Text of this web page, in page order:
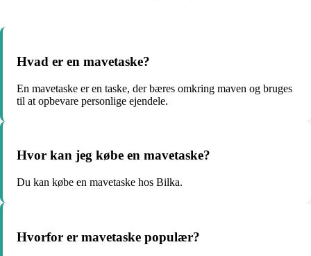
Hvad er en mavetaske?
En mavetaske er en taske, der bæres omkring maven og bruges
til at opbevare personlige ejendele.
Hvor kan jeg købe en mavetaske?
Du kan købe en mavetaske hos Bilka.
Hvorfor er mavetaske populær?